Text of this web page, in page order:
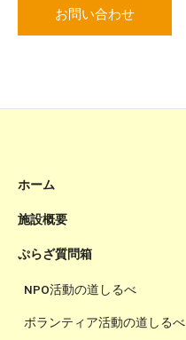
お問い合わせ
ホーム
施設概要
ぷらざ質問箱
NPO活動の道しるべ
ボランティア活動の道しるべ